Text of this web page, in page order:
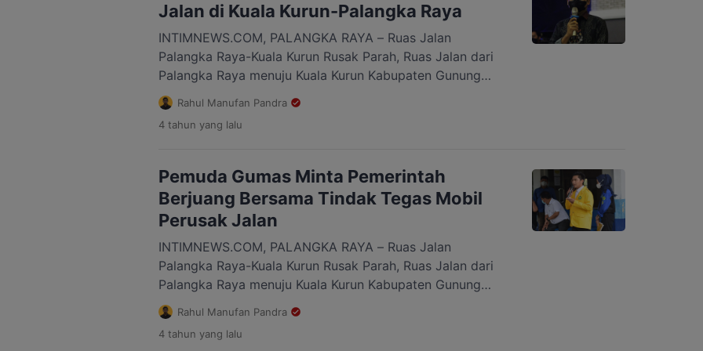
Jalan di Kuala Kurun-Palangka Raya
INTIMNEWS.COM, PALANGKA RAYA – Ruas Jalan
Palangka Raya-Kuala Kurun Rusak Parah, Ruas Jalan dari
Palangka Raya menuju Kuala Kurun Kabupaten Gunung
Mas Tak kunjung Usai perbaikannya. Sebelumnya Bupati
Gunung Mas kepada masyarakat menyampaikan bahwa
perbaikan ruas jalan dimulai pada 4 Januari 2022, namun
perbaikan daripada jalan tersebut. […]
Rahul Manufan Pandra
4 tahun yang lalu
Pemuda Gumas Minta Pemerintah
Berjuang Bersama Tindak Tegas Mobil
Perusak Jalan
INTIMNEWS.COM, PALANGKA RAYA – Ruas Jalan
Palangka Raya-Kuala Kurun Rusak Parah, Ruas Jalan dari
Palangka Raya menuju Kuala Kurun Kabupaten Gunung
Mas Tak kunjung Usai perbaikannya. Sebelumnya Bupati
Gunung Mas kepada masyarakat menyampaikan bahwa
perbaikan ruas jalan dimulai 4 Januari 2022, namun
Rahul Manufan Pandra
4 tahun yang lalu